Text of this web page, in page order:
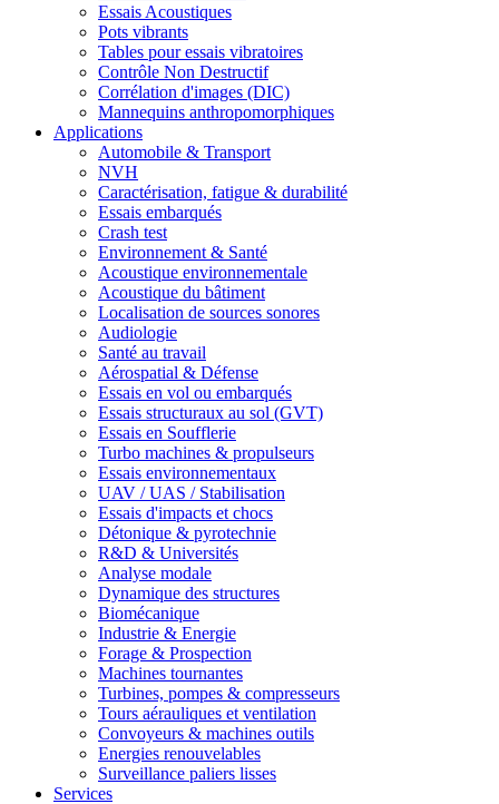
Essais Acoustiques
Pots vibrants
Tables pour essais vibratoires
Contrôle Non Destructif
Corrélation d'images (DIC)
Mannequins anthropomorphiques
Applications
Automobile & Transport
NVH
Caractérisation, fatigue & durabilité
Essais embarqués
Crash test
Environnement & Santé
Acoustique environnementale
Acoustique du bâtiment
Localisation de sources sonores
Audiologie
Santé au travail
Aérospatial & Défense
Essais en vol ou embarqués
Essais structuraux au sol (GVT)
Essais en Soufflerie
Turbo machines & propulseurs
Essais environnementaux
UAV / UAS / Stabilisation
Essais d'impacts et chocs
Détonique & pyrotechnie
R&D & Universités
Analyse modale
Dynamique des structures
Biomécanique
Industrie & Energie
Forage & Prospection
Machines tournantes
Turbines, pompes & compresseurs
Tours aérauliques et ventilation
Convoyeurs & machines outils
Energies renouvelables
Surveillance paliers lisses
Services